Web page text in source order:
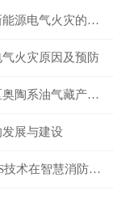
浅谈新形势下新能源电气火灾的预防方法
火灾原因及预防
顺北油气田一区奥陶系油气藏产能建设项目的应用
展与建设
浅谈新一代PGIS技术在智慧消防中的创新应用